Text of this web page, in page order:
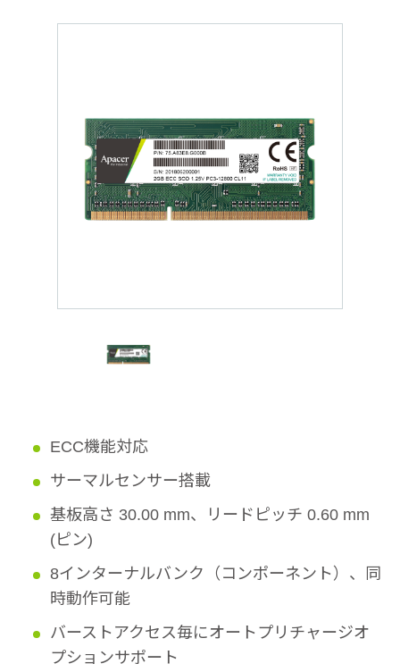
ECC機能対応
サーマルセンサー搭載
基板高さ 30.00 mm、リードピッチ 0.60 mm
(ピン)
8インターナルバンク（コンポーネント）、同
時動作可能
バーストアクセス毎にオートプリチャージオ
プションサポート